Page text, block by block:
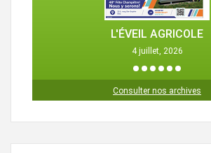
L'ÉVEIL AGRICOLE
4 juillet, 2026
1 2 3 4 5
Consulter nos archives